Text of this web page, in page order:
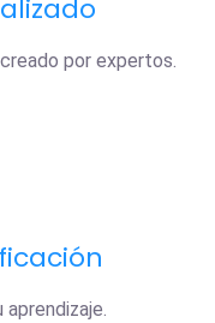
por expertos.